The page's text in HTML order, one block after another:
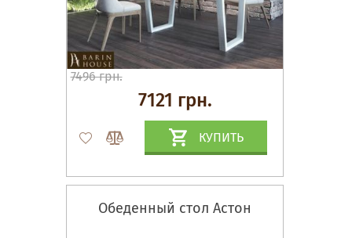
7496 грн.
7121 грн.
КУПИТЬ
Обеденный стол Астон